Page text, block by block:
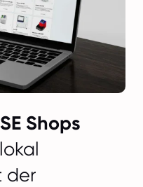
Shops
der